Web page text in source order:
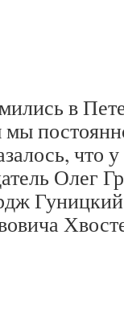
в
мы
что
Олег